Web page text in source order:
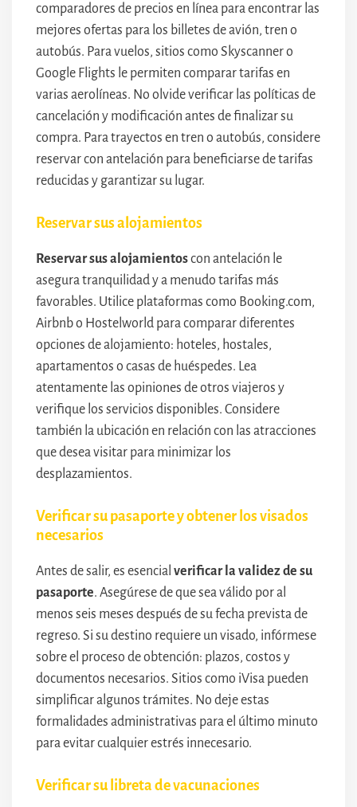
comparadores de precios en línea para encontrar las
mejores ofertas para los billetes de avión, tren o
autobús. Para vuelos, sitios como Skyscanner o
Google Flights le permiten comparar tarifas en
varias aerolíneas. No olvide verificar las políticas de
cancelación y modificación antes de finalizar su
compra. Para trayectos en tren o autobús, considere
reservar con antelación para beneficiarse de tarifas
reducidas y garantizar su lugar.
Reservar sus alojamientos
Reservar sus alojamientoscon antelación le
asegura tranquilidad y a menudo tarifas más
favorables. Utilice plataformas como Booking.com,
Airbnb o Hostelworld para comparar diferentes
opciones de alojamiento: hoteles, hostales,
apartamentos o casas de huéspedes. Lea
atentamente las opiniones de otros viajeros y
verifique los servicios disponibles. Considere
también la ubicación en relación con las atracciones
que desea visitar para minimizar los
desplazamientos.
Verificar su pasaporte y obtener los visados
necesarios
Antes de salir, es esencial verificar la validez de su
pasaporte. Asegúrese de que sea válido por al
menos seis meses después de su fecha prevista de
regreso. Si su destino requiere un visado, infórmese
sobre el proceso de obtención: plazos, costos y
documentos necesarios. Sitios como iVisa pueden
simplificar algunos trámites. No deje estas
formalidades administrativas para el último minuto
para evitar cualquier estrés innecesario.
Verificar su libreta de vacunaciones